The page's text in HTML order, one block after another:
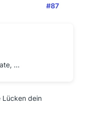
#87
...
Lücken dein